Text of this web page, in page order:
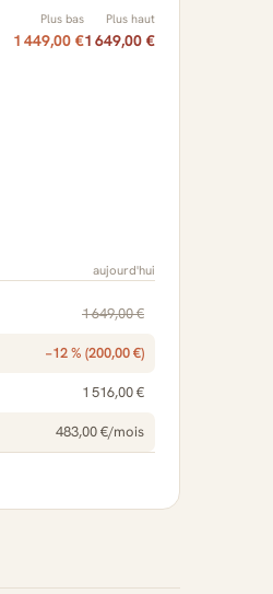
Plus bas
1 449,00 €
Plus haut
1 649,00 €
aujourd'hui
1 649,00 €
−12 % (200,00 €)
1 516,00 €
483,00 €/mois